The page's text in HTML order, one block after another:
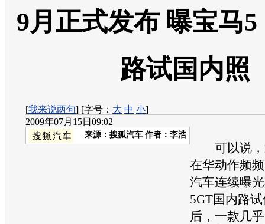
9月正式发布 曝宝马
路试国内照
[我来说两句] [字号： 大 中 小]
2009年07月15日09:02
来源： 搜狐汽车 作者：李浩
可以说，
在华动作频
汽车连续曝
5GT国内路
后，一款几